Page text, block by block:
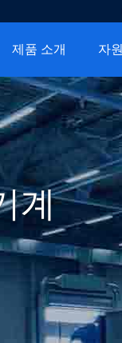
제품 소개 자원
계